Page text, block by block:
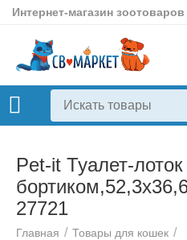
Интернет-магазин
Pet-it Туалет-
27721
Главная / Товары для кошек /